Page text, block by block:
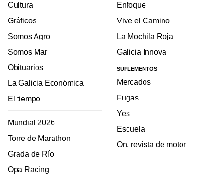
Cultura
Gráficos
Somos Agro
Somos Mar
Obituarios
La Galicia Económica
El tiempo
Mundial 2026
Torre de Marathon
Grada de Río
Opa Racing
Enfoque
Vive el Camino
La Mochila Roja
Galicia Innova
SUPLEMENTOS
Mercados
Fugas
Yes
Escuela
On, revista de motor